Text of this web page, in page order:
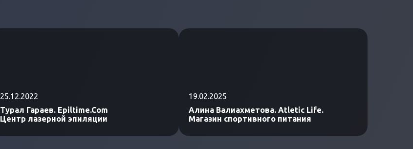
25.12.2022
Турал Гараев. Epiltime.Com
Центр лазерной эпиляции
19.02.2025
Алина Валиахметова. Atletic Life.
Магазин спортивного питания